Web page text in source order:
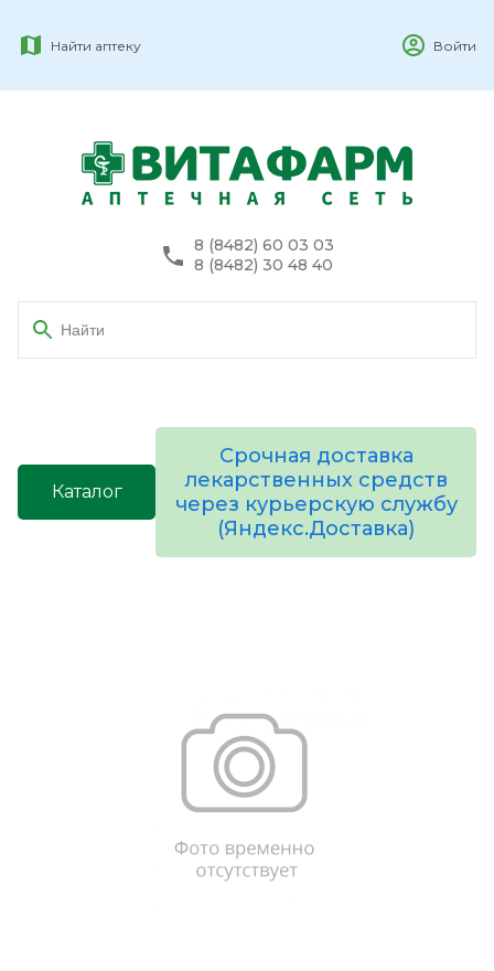
Найти аптеку Войти
8 (8482) 60 03 03
8 (8482) 30 48 40
Каталог
Срочная доставка
лекарственных средств
через курьерскую службу
(Яндекс.Доставка)